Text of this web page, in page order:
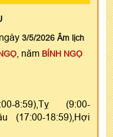
3/5/2026 Âm lịch
, năm BÍNH NGỌ
8:59),Tỵ (9:00-
(17:00-18:59),Hợi